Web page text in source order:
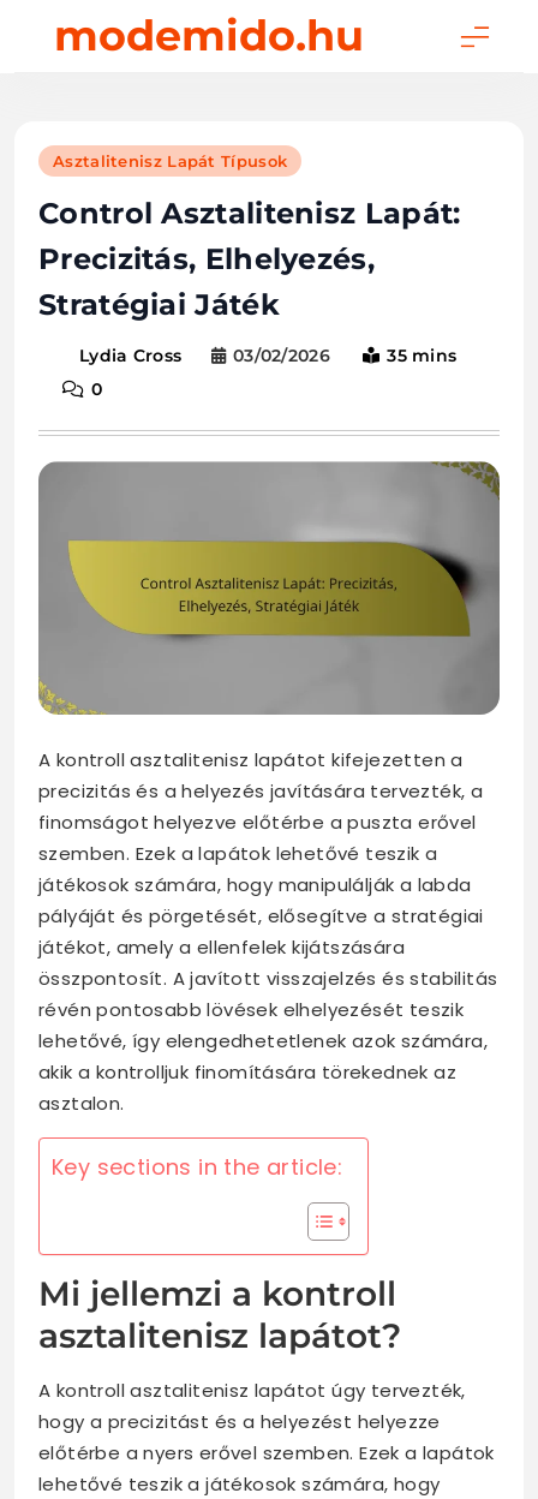
modemido.hu
Asztalitenisz Lapát Típusok
Control Asztalitenisz Lapát:
Precizitás, Elhelyezés,
Stratégiai Játék
Lydia Cross 03/02/2026
35 mins
0
A kontroll asztalitenisz lapátot kifejezetten a
precizitás és a helyezés javítására tervezték, a
finomságot helyezve előtérbe a puszta erővel
szemben. Ezek a lapátok lehetővé teszik a
játékosok számára, hogy manipulálják a labda
pályáját és pörgetését, elősegítve a stratégiai
játékot, amely a ellenfelek kijátszására
összpontosít. A javított visszajelzés és stabilitás
révén pontosabb lövések elhelyezését teszik
lehetővé, így elengedhetetlenek azok számára,
akik a kontrolljuk finomítására törekednek az
asztalon.
Key sections in the article:
Mi jellemzi a kontroll
asztalitenisz lapátot?
A kontroll asztalitenisz lapátot úgy tervezték,
hogy a precizitást és a helyezést helyezze
előtérbe a nyers erővel szemben. Ezek a lapátok
lehetővé teszik a játékosok számára, hogy